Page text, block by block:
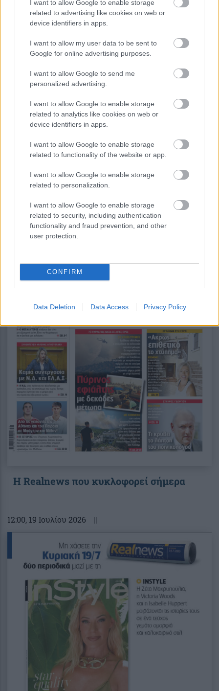
I want to allow Google to enable storage
related to advertising like cookies on web or
device identifiers in apps.
I want to allow my user data to be sent to
Google for online advertising purposes.
I want to allow Google to send me
personalized advertising.
I want to allow Google to enable storage
related to analytics like cookies on web or
device identifiers in apps.
I want to allow Google to enable storage
related to functionality of the website or app.
I want to allow Google to enable storage
related to personalization.
I want to allow Google to enable storage
related to security, including authentication
functionality and fraud prevention, and other
user protection.
CONFIRM
Data Deletion Data Access Privacy Policy
Νέα μέθοδος μετατρέπει το PVC σε
λιπαντικό υψηλής απόδοσης
περισσότερα
, 1 Αυγούστου 2026 ||
Η Realnews που κυκλοφορεί σήμερα
12:00, 19 Ιουλίου 2026 ||